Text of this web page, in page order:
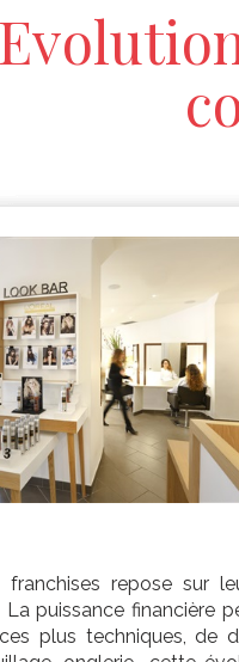
repose sur
puissance financière
plus techniques, de